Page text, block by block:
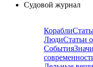
Судовой журнал
Корабли
ЛюдиСтатьи
События